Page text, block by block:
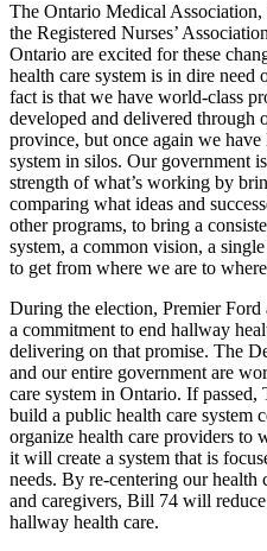
The Ontario Medical
the Registered Nurses’
Ontario are excited for these
health care system is in dire need
fact is that we have world-class
developed and delivered through
province, but once again we
system in silos. Our government
strength of what’s working by
comparing what ideas and
other programs, to bring a
system, a common vision, a
to get from where we are to
During the election, Premier
a commitment to end hallway
delivering on that promise. The
and our entire government are
care system in Ontario. If
build a public health care system
organize health care providers to
it will create a system that is
needs. By re-centering our health
and caregivers, Bill 74 will
hallway health care.